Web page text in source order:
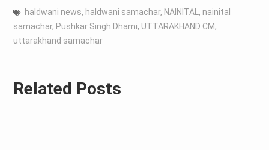
haldwani news, haldwani samachar, NAINITAL , nainital
samachar, Pushkar Singh Dhami, UTTARAKHAND CM,
uttarakhand samachar
Related Posts